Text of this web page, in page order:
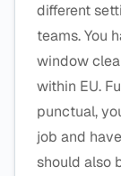
different
teams. You
window
within EU.
punctual,
job and
should also